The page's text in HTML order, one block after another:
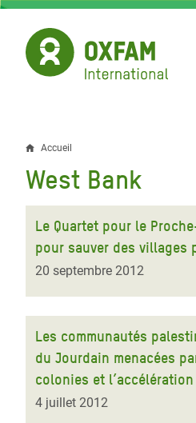
Aller
contenu
principal
Fil
d'Ariane
Accueil
West Bank
Le Quartet pour le
pour sauver des villages
20 septembre 2012
Les communautés
du Jourdain menacées
colonies et
4 juillet 2012